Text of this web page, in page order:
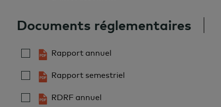
Documents réglementaires
Rapport annuel
Rapport semestriel
RDRF annuel